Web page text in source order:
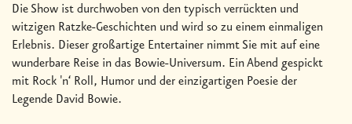
Die Show ist durchwoben von den typisch verrückten und
witzigen Ratzke-Geschichten und wird so zu einem einmaligen
Erlebnis. Dieser großartige Entertainer nimmt Sie mit auf eine
wunderbare Reise in das Bowie-Universum. Ein Abend gespickt
mit Rock 'n‘ Roll, Humor und der einzigartigen Poesie der
Legende David Bowie.